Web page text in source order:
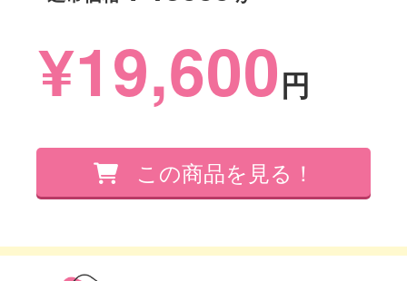
¥19,600円